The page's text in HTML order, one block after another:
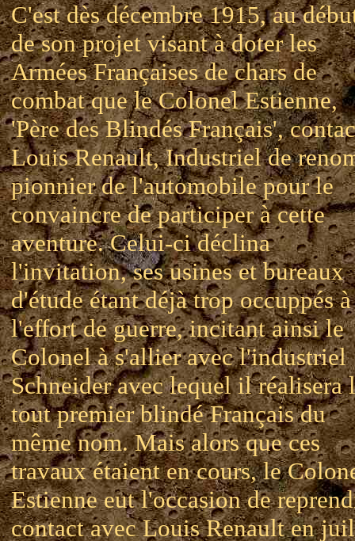
C'est dès décembre 1915, au
de son projet visant à doter les
Armées Françaises de chars de
combat que le Colonel Estienne,
'Père des Blindés Français',
Louis Renault, Industriel de
pionnier de l'automobile pour le
convaincre de participer à cette
aventure. Celui-ci déclina
l'invitation, ses usines et bureaux
d'étude étant déjà trop occuppés à
l'effort de guerre, incitant ainsi le
Colonel à s'allier avec l'industriel
Schneider avec lequel il réalisera
tout premier blindé Français du
même nom. Mais alors que ces
travaux étaient en cours, le
Estienne eut l'occasion de
contact avec Louis Renault en